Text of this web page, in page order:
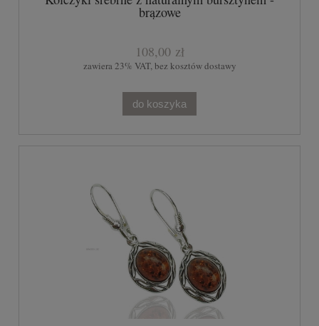
brązowe
108,00 zł
zawiera 23% VAT, bez kosztów dostawy
do koszyka